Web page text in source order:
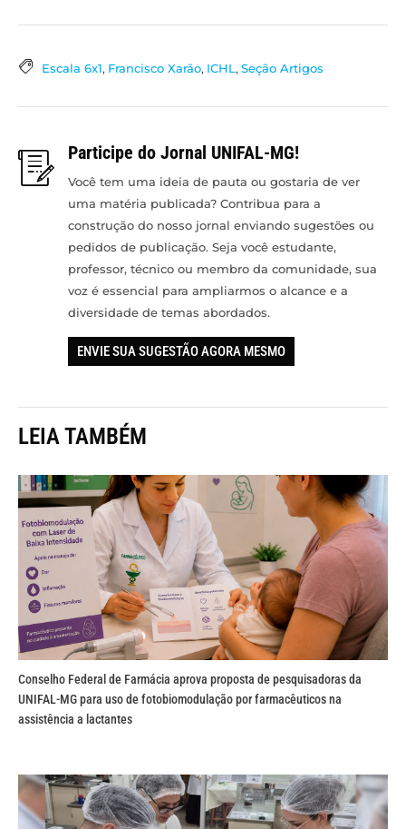
Escala 6x1, Francisco Xarão, ICHL, Seção Artigos
Participe do Jornal UNIFAL-MG!
Você tem uma ideia de pauta ou gostaria de ver
uma matéria publicada? Contribua para a
construção do nosso jornal enviando sugestões ou
pedidos de publicação. Seja você estudante,
professor, técnico ou membro da comunidade, sua
voz é essencial para ampliarmos o alcance e a
diversidade de temas abordados.
ENVIE SUA SUGESTÃO AGORA MESMO
LEIA TAMBÉM
Conselho Federal de Farmácia aprova proposta de pesquisadoras da
UNIFAL-MG para uso de fotobiomodulação por farmacêuticos na
assistência a lactantes